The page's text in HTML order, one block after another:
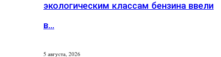
экологическим классам бензина ввели
в…
5 августа, 2026